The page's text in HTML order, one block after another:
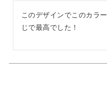
このデザインでこのカラ
じで最高でした！